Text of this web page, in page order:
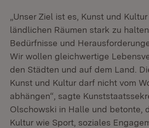
„Unser Ziel ist es, Kunst und
ländlichen Räumen stark zu
Bedürfnisse und
Wir wollen gleichwertige
den Städten und auf dem Land.
Kunst und Kultur darf nicht vom
abhängen“, sagte
Olschowski in Halle und betonte,
Kultur wie Sport, soziales